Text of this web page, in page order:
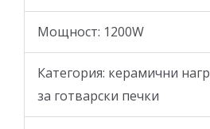
Мощност: 1200W
Категория: керамични
за готварски печки